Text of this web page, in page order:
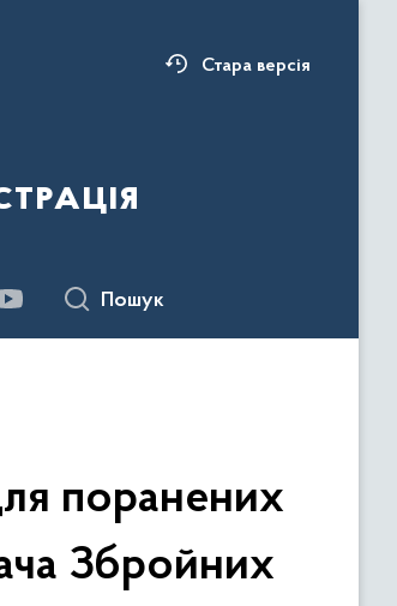
Стара версія
Пошук
поранених
Збройних